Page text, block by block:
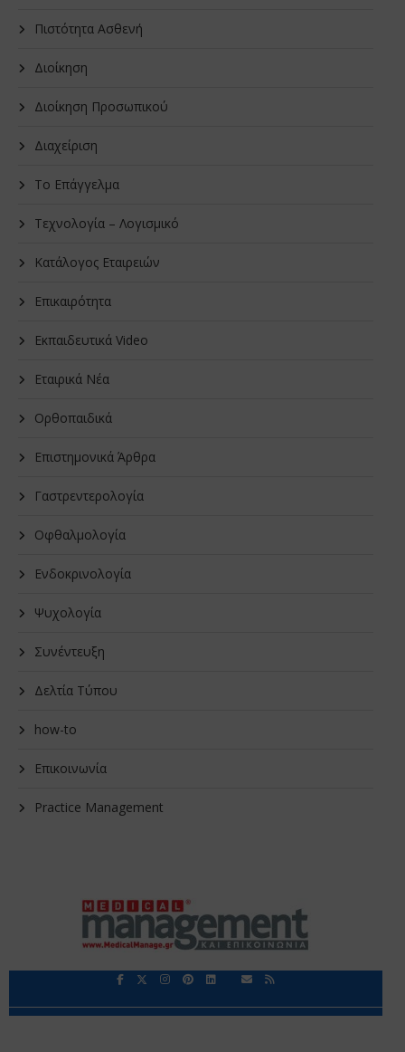
Πιστότητα Ασθενή
Διοίκηση
Διοίκηση Προσωπικού
Διαχείριση
Το Επάγγελμα
Τεχνολογία – Λογισμικό
Κατάλογος Εταιρειών
Επικαιρότητα
Εκπαιδευτικά Video
Εταιρικά Νέα
Oρθοπαιδικά
Επιστημονικά Άρθρα
Γαστρεντερολογία
Οφθαλμολογία
Ενδοκρινολογία
Ψυχολογία
Συνέντευξη
Δελτία Τύπου
how-to
Επικοινωνία
Practice Management